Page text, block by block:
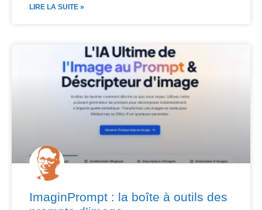
LIRE LA SUITE »
ImaginPrompt : la boîte à outils des